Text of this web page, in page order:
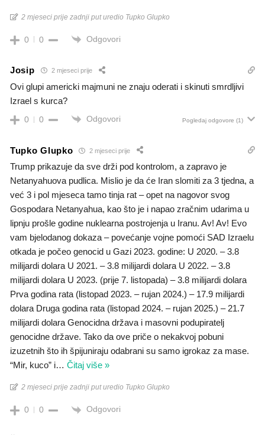
2 mjeseci prije zadnji put uredio Tupko Glupko
0 0 Odgovori
Josip 2 mjeseci prije
Ovi glupi americki majmuni ne znaju oderati i skinuti smrdljivi
Izrael s kurca?
0 0 Odgovori Pogledaj odgovore (1)
Tupko Glupko 2 mjeseci prije
Trump prikazuje da sve drži pod kontrolom, a zapravo je
Netanyahuova pudlica. Mislio je da će Iran slomiti za 3 tjedna, a
već 3 i pol mjeseca tamo tinja rat – opet na nagovor svog
Gospodara Netanyahua, kao što je i napao zračnim udarima u
lipnju prošle godine nuklearna postrojenja u Iranu. Av! Av! Evo
vam bjelodanog dokaza – povećanje vojne pomoći SAD Izraelu
otkada je počeo genocid u Gazi 2023. godine: U 2020. – 3.8
milijardi dolara U 2021. – 3.8 milijardi dolara U 2022. – 3.8
milijardi dolara U 2023. (prije 7. listopada) – 3.8 milijardi dolara
Prva godina rata (listopad 2023. – rujan 2024.) – 17.9 milijardi
dolara Druga godina rata (listopad 2024. – rujan 2025.) – 21.7
milijardi dolara Genocidna država i masovni podupiratelj
genocidne države. Tako da ove priče o nekakvoj pobuni
izuzetnih što ih špijuniraju odabrani su samo igrokaz za mase.
“Mir, kuco” i… Čitaj više »
2 mjeseci prije zadnji put uredio Tupko Glupko
0 0 Odgovori